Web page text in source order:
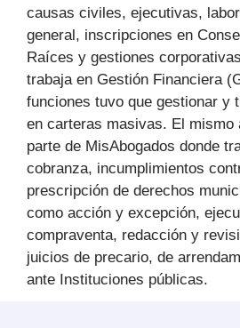
causas civiles, ejecutivas,
general, inscripciones en
Raíces y gestiones
trabaja en Gestión Financiera
funciones tuvo que gestionar y
en carteras masivas. El mismo
parte de MisAbogados donde
cobranza, incumplimientos
prescripción de derechos
como acción y excepción,
compraventa, redacción y
juicios de precario, de
ante Instituciones públicas.